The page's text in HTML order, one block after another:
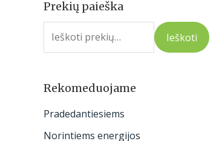
Prekių paieška
I
e
o
Ieškoti
Rekomeduojame
Pradedantiesiems
Norintiems energijos